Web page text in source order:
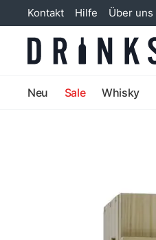
Kontakt Hilfe Über uns
Neu Sale Whisky